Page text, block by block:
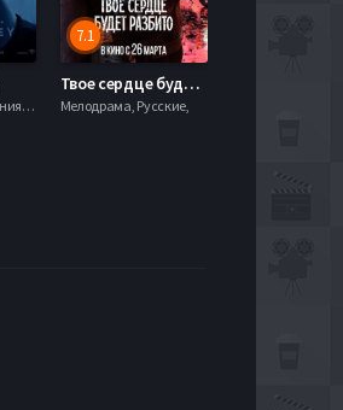
Боевик , Приключения, Фэнтези,
7.1
Твое сердце будет разбито (2026)
Мелодрама, Русские,